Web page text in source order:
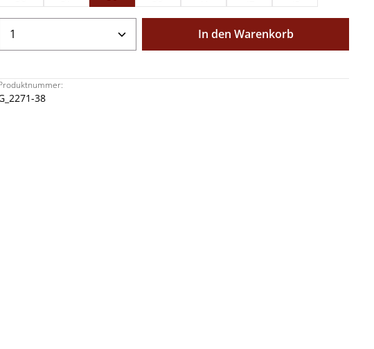
Produkt Anzahl: Gib den gewünschten Wert
In den Warenkorb
38